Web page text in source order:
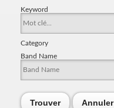
Keyword
Category
Band Name
Trouver Annuler